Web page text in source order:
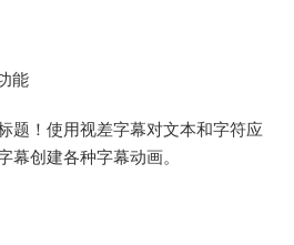
能
题！使用视差字幕对文本和字符应
幕创建各种字幕动画。